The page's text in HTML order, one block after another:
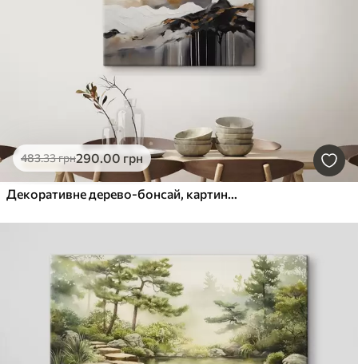
483.33грн290.00 грн
Декоративне дерево-бонсай, картина в стилі абстрактного мистецтва